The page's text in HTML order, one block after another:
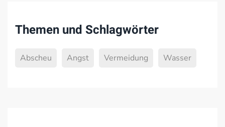
Themen und Schlagwörter
Abscheu Angst Vermeidung Wasser